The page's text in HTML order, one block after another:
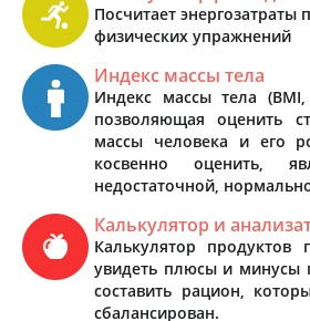
Посчитает
физических упражнений
Индекс массы тела
Индекс массы тела
позволяющая оценить
массы человека и его
косвенно оценить,
недостаточной,
Калькулятор и
Калькулятор продуктов
увидеть плюсы и минусы
составить рацион,
сбалансирован.